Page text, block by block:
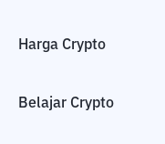
Harga Crypto
Belajar Crypto